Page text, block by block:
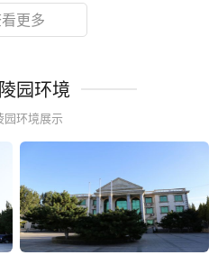
更多
园环境
园环境展示